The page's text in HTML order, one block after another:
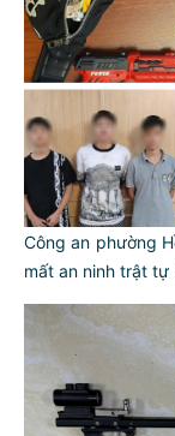
Công an phường
mất an ninh trật tự